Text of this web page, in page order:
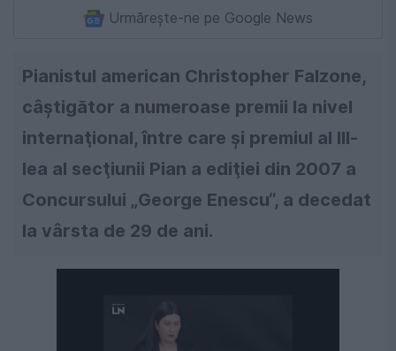
Urmărește-ne pe Google News
Pianistul american Christopher Falzone,
câştigător a numeroase premii la nivel
internaţional, între care şi premiul al III-
lea al secţiunii Pian a ediţiei din 2007 a
Concursului „George Enescu“, a decedat
la vârsta de 29 de ani.